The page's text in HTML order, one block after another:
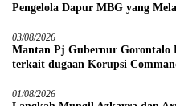
Pengelola Dapur MBG yang
03/08/2026
Mantan Pj Gubernur Gorontalo
terkait dugaan Korupsi
01/08/2026